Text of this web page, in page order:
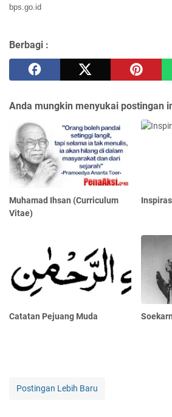
bps.go.id
Berbagi :
Anda mungkin menyukai postingan
Muhamad Ihsan (Curriculum
Vitae)
Catatan Pejuang Muda
Postingan Lebih Baru